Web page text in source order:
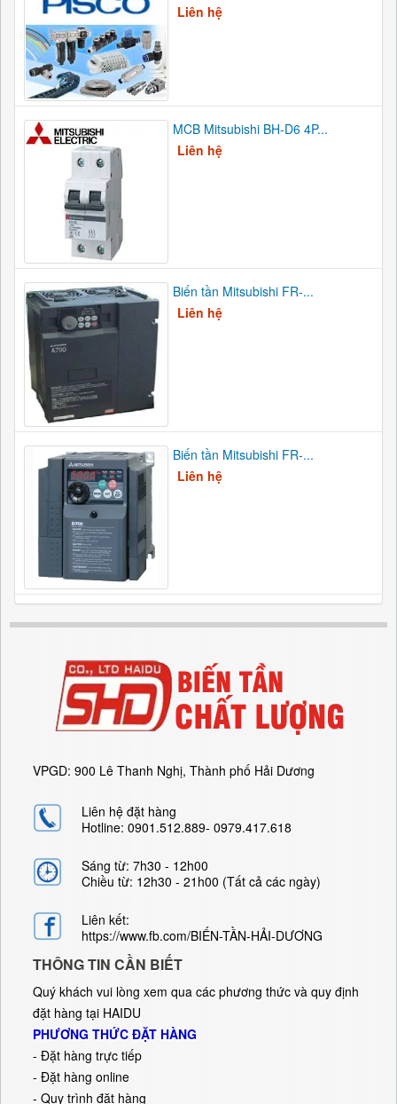
Liên hệ
MCB Mitsubishi BH-D6 4P...
Liên hệ
Biến tần Mitsubishi FR-...
Liên hệ
Biến tần Mitsubishi FR-...
Liên hệ
VPGD: 900 Lê Thanh Nghị, Thành phố Hải Dương
Liên hệ đặt hàng
Hotline: 0901.512.889- 0979.417.618
Sáng từ: 7h30 - 12h00
Chiều từ: 12h30 - 21h00 (Tất cả các ngày)
Liên kết:
https://www.fb.com/BIẾN-TẦN-HẢI-DƯƠNG
THÔNG TIN CẦN BIẾT
Quý khách vui lòng xem qua các phương thức và quy định
đặt hàng tại HAIDU
PHƯƠNG THỨC ĐẶT HÀNG
- Đặt hàng trực tiếp
- Đặt hàng online
- Quy trình đặt hàng